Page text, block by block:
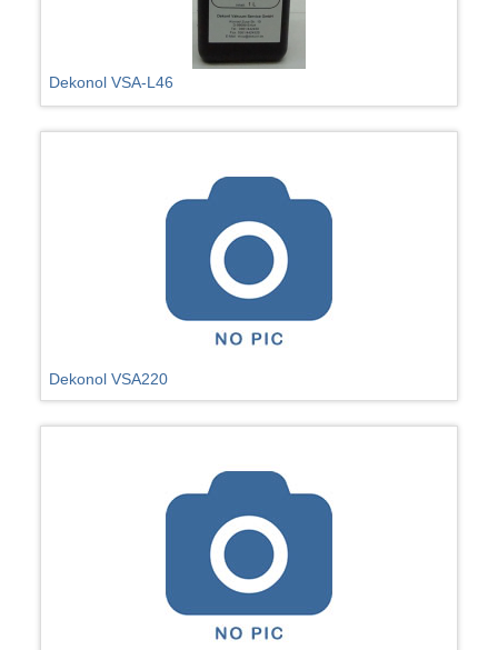
Dekonol VSA-L46
Dekonol VSA220